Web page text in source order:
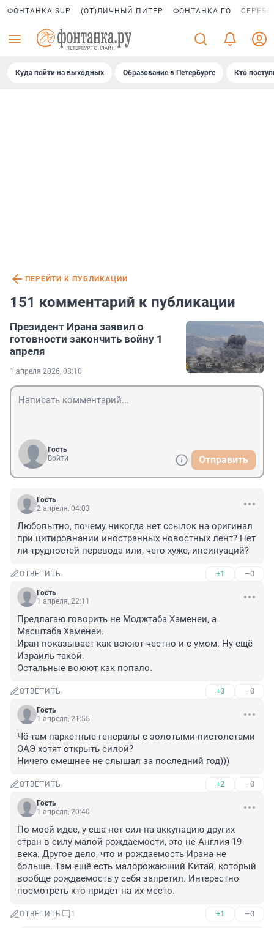
ФОНТАНКА SUP (ОТ)ЛИЧНЫЙ ПИТЕР ФОНТАНКА ГО
Куда пойти на выходных Образование в Петербурге Кто
ПЕРЕЙТИ К ПУБЛИКАЦИИ
151 комментарий к публикации
Президент Ирана заявил о
готовности закончить войну 1
апреля
1 апреля 2026, 08:10
Гость
Войти
Отправить
Гость
2 апреля, 04:03
Любопытно, почему никогда нет ссылок на оригинал
при цитировнании иностранных новостных лент? Нет
ли трудностей перевода или, чего хуже, инсинуаций?
ОТВЕТИТЬ +1 –0
Гость
1 апреля, 22:11
Предлагаю говорить не Моджтаба Хаменеи, а
Масштаба Хаменеи.
Иран показывает как воюют честно и с умом. Ну ещё
Израиль такой.
Остальные воюют как попало.
ОТВЕТИТЬ +0 –0
Гость
1 апреля, 21:55
Чё там паркетные генералы с золотыми пистолетами
ОАЭ хотят открыть силой?
Ничего смешнее не слышал за последний год)))
ОТВЕТИТЬ +2 –0
Гость
1 апреля, 20:40
По моей идее, у сша нет сил на аккупацию других
стран в силу малой рождаемости, это не Англия 19
века. Другое дело, что и рождаемость Ирана не
больше. Там ещё есть малорожающий Китай, который
вообще рождаемость у себя запретил. Интерестно
посмотреть кто придёт на их место.
ОТВЕТИТЬ 1 +1 –0